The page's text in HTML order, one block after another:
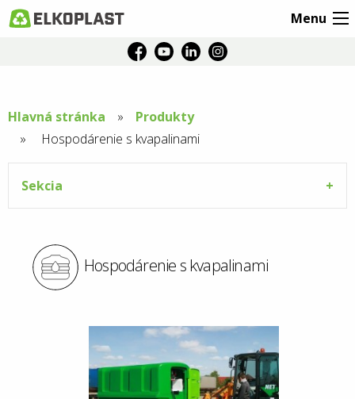
Menu
Hlavná stránka
Produkty
Aktuální
stránka:
Hospodárenie s kvapalinami
Sekcia
Hospodárenie s kvapalinami